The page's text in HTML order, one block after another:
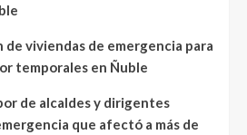
viviendas de emergencia para
temporales en Ñuble
de alcaldes y dirigentes
que afectó a más de